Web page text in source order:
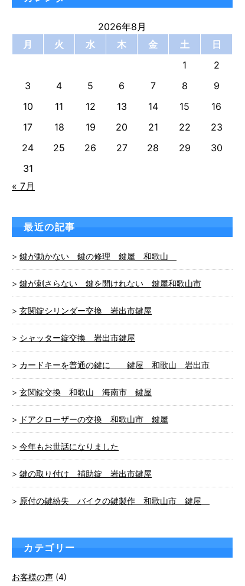
2026年8月
月
火 水 木 金 土
日
1
2
3
4 5 6 7 8
9
10
11 12 13 14 15
16
17
18 19 20 21 22
23
24
25 26 27 28 29
30
31
« 7月
最近の記事
鍵が動かない 鍵の修理 鍵屋 和歌山
鍵が刺さらない 鍵を開けれない 鍵屋和歌山市
玄関錠シリンダー交換 岩出市鍵屋
シャッター錠交換 岩出市鍵屋
カードキーを普通の鍵に 鍵屋 和歌山 岩出市
玄関錠交換 和歌山 海南市 鍵屋
ドアクローザーの交換 和歌山市 鍵屋
今年もお世話になりました
鍵の取り付け 補助錠 岩出市鍵屋
原付の鍵紛失 バイクの鍵製作 和歌山市 鍵屋
カテゴリー
お客様の声 (4)